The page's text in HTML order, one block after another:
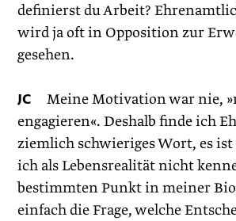
definierst du Arbeit?
wird ja oft in Opposition zur
gesehen.
JC Meine Motivation war nie,
engagieren«. Deshalb finde ich
ziemlich schwieriges Wort, es ist
ich als Lebensrealität nicht
bestimmten Punkt in meiner
einfach die Frage, welche